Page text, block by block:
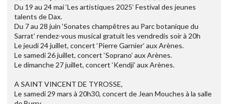
Du 19 au 24 mai ‘Les artistiques 2025’ Festival des jeunes
talents de Dax.
Du 7 au 28 juin ‘Sonates champêtres au Parc botanique du
Sarrat’ rendez-vous musical gratuit les vendredis soir à 20h
Le jeudi 24 juillet, concert ‘Pierre Garnier’ aux Arènes.
Le samedi 26 juillet, concert ‘Soprano’ aux Arènes.
Le dimanche 27 juillet, concert ‘Kendji’ aux Arènes.
A SAINT VINCENT DE TYROSSE,
Le samedi 29 mars à 20h30, concert de Jean Mouches à la salle